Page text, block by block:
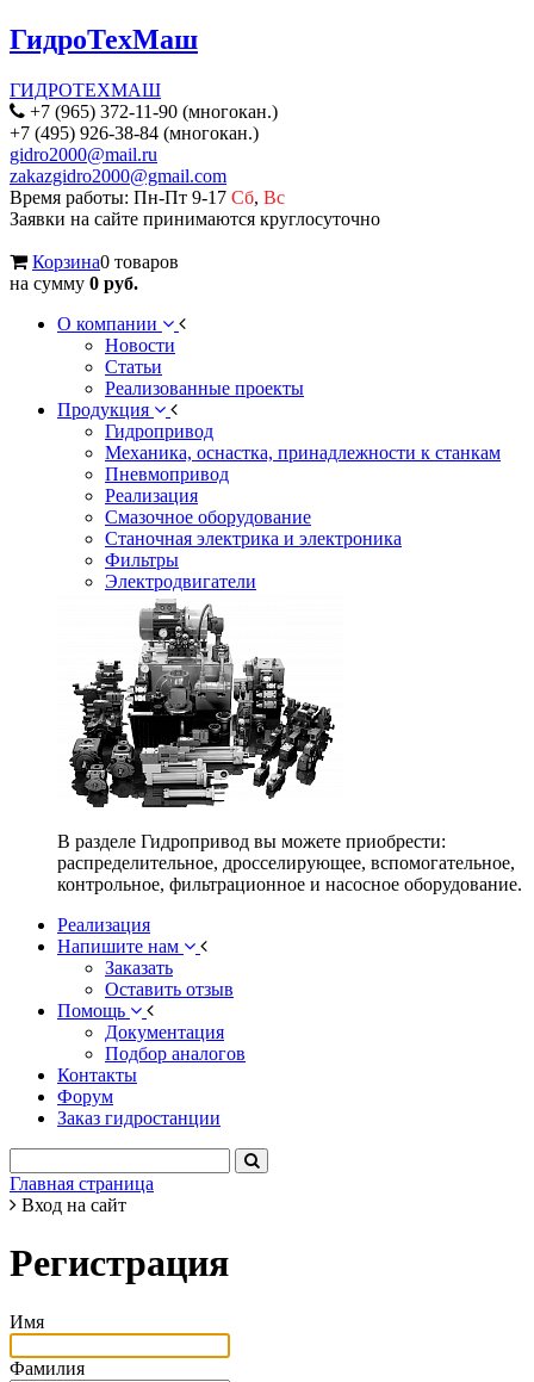
ГидроТехМаш
ГИДРОТЕХМАШ
+7 (965) 372-11-90 (многокан.)
+7 (495) 926-38-84 (многокан.)
gidro2000@mail.ru
zakazgidro2000@gmail.com
Время работы: Пн-Пт 9-17 Сб, Вс
Заявки на сайте принимаются круглосуточно
Корзина0 товаров
на сумму 0 руб.
О компании
Новости
Статьи
Реализованные проекты
Продукция
Гидропривод
Механика, оснастка, принадлежности к станкам
Пневмопривод
Реализация
Смазочное оборудование
Станочная электрика и электроника
Фильтры
Электродвигатели
В разделе Гидропривод вы можете приобрести:
распределительное, дросселирующее, вспомогательное,
контрольное, фильтрационное и насосное оборудование.
Реализация
Напишите нам
Заказать
Оставить отзыв
Помощь
Документация
Подбор аналогов
Контакты
Форум
Заказ гидростанции
Главная страница
Вход на сайт
Регистрация
Имя
Фамилия